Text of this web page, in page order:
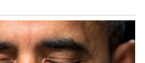
uživati u ljubavi i sreći, dok
šalju veliko bogatstvo i finansijski
kojeg univerzum pokazuje da poslije